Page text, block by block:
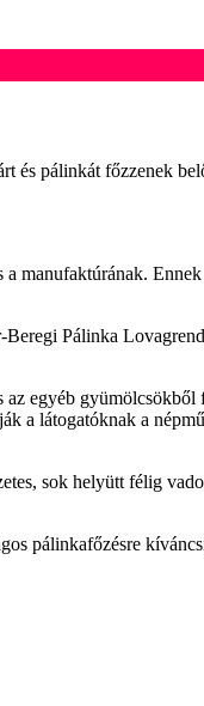
és pálinkát főzzenek
Pálinka
egyéb
a látogatóknak a
sok helyütt félig
pálinkafőzésre